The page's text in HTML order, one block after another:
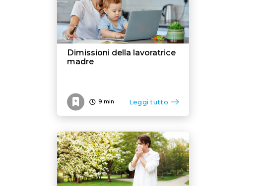
Dimissioni della lavoratrice
madre
9 min Leggi tutto